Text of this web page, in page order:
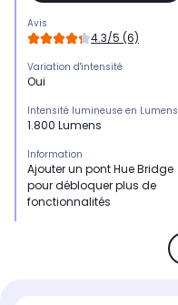
Avis
4.3/5 (6)
Variation d'intensité
Oui
Intensité lumineuse en Lumens
1.800 Lumens
Information
Ajouter un pont Hue Bridge
pour débloquer plus de
fonctionnalités